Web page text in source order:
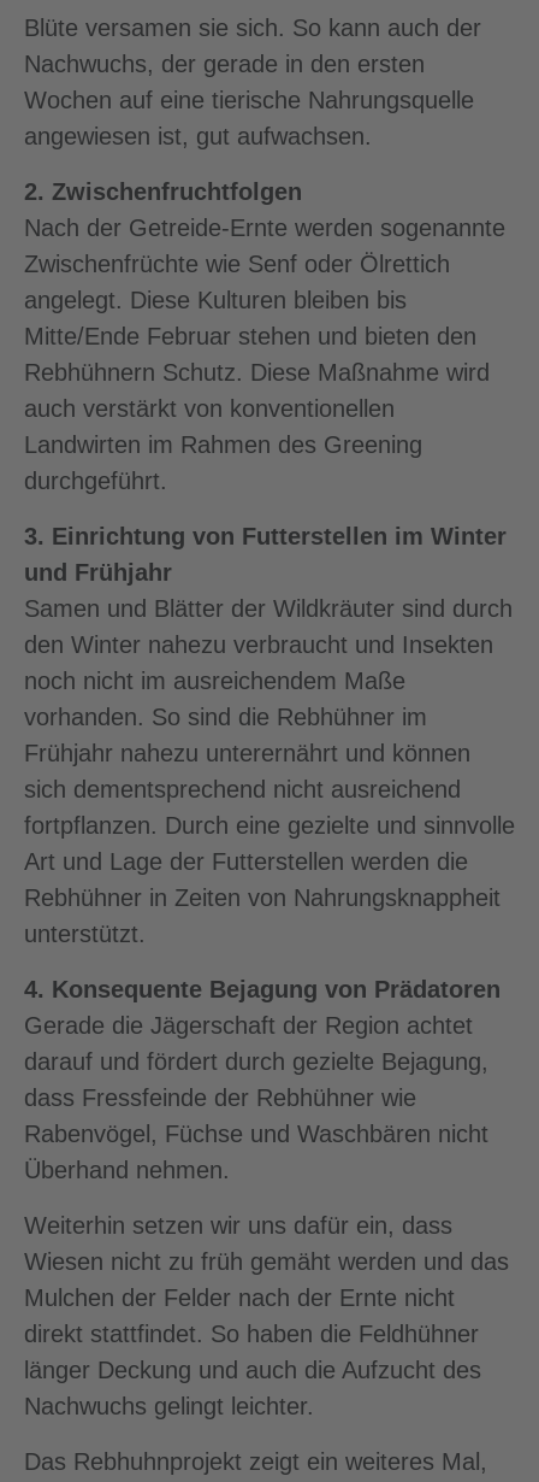
Blüte versamen sie sich. So kann auch der
Nachwuchs, der gerade in den ersten
Wochen auf eine tierische Nahrungsquelle
angewiesen ist, gut aufwachsen.
2. Zwischenfruchtfolgen
Nach der Getreide-Ernte werden sogenannte
Zwischenfrüchte wie Senf oder Ölrettich
angelegt. Diese Kulturen bleiben bis
Mitte/Ende Februar stehen und bieten den
Rebhühnern Schutz. Diese Maßnahme wird
auch verstärkt von konventionellen
Landwirten im Rahmen des Greening
durchgeführt.
3. Einrichtung von Futterstellen im Winter
und Frühjahr
Samen und Blätter der Wildkräuter sind durch
den Winter nahezu verbraucht und Insekten
noch nicht im ausreichendem Maße
vorhanden. So sind die Rebhühner im
Frühjahr nahezu unterernährt und können
sich dementsprechend nicht ausreichend
fortpflanzen. Durch eine gezielte und sinnvolle
Art und Lage der Futterstellen werden die
Rebhühner in Zeiten von Nahrungsknappheit
unterstützt.
4. Konsequente Bejagung von Prädatoren
Gerade die Jägerschaft der Region achtet
darauf und fördert durch gezielte Bejagung,
dass Fressfeinde der Rebhühner wie
Rabenvögel, Füchse und Waschbären nicht
Überhand nehmen.
Weiterhin setzen wir uns dafür ein, dass
Wiesen nicht zu früh gemäht werden und das
Mulchen der Felder nach der Ernte nicht
direkt stattfindet. So haben die Feldhühner
länger Deckung und auch die Aufzucht des
Nachwuchs gelingt leichter.
Das Rebhuhnprojekt zeigt ein weiteres Mal,